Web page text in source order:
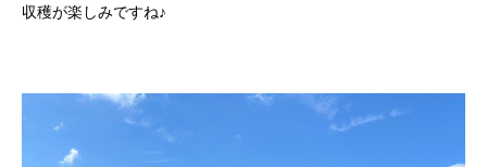
収穫が楽しみですね♪